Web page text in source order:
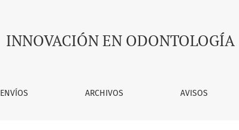
INNOVACIÓN EN ODONTOLOGÍA
ENVÍOS ARCHIVOS AVISOS